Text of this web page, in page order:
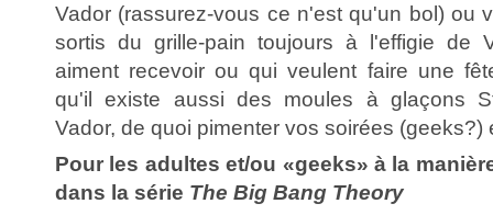
Vador (rassurez-vous ce n'est qu'un bol) ou
sortis du grille-pain toujours à l'effigie de
aiment recevoir ou qui veulent faire une
qu'il existe aussi des moules à glaçons
Vador, de quoi pimenter vos soirées (geeks?)
Pour les adultes et/ou «geeks» à la
dans la série The Big Bang Theory